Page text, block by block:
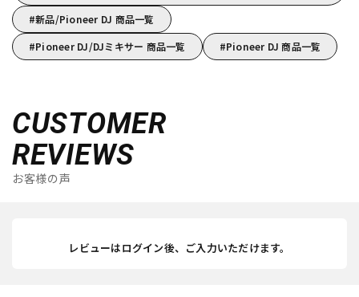
新品/Pioneer DJ 商品一覧
Pioneer DJ/DJミキサー 商品一覧
Pioneer DJ 商品一覧
CUSTOMER
REVIEWS
お客様の声
レビューはログイン後、ご入力いただけます。